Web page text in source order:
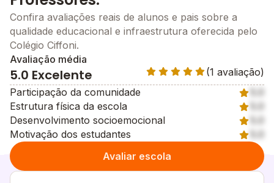
Confira avaliações reais de alunos e pais sobre a
qualidade educacional e infraestrutura oferecida pelo
Colégio Ciffoni.
Avaliação média
5.0 Excelente
(1 avaliação)
Participação da comunidade
Estrutura física da escola
Desenvolvimento socioemocional
Motivação dos estudantes
Avaliar escola